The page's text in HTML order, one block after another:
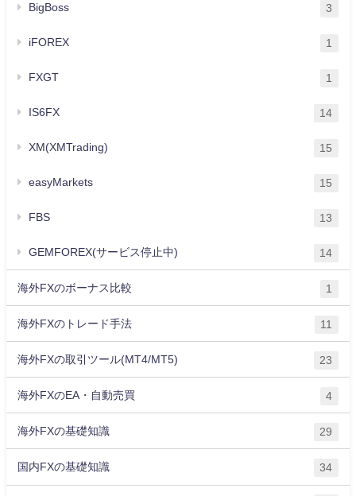
BigBoss 3
iFOREX 1
FXGT 1
IS6FX 14
XM(XMTrading) 15
easyMarkets 15
FBS 13
GEMFOREX(サービス停止中) 14
海外FXのボーナス比較 1
海外FXのトレード手法 11
海外FXの取引ツール(MT4/MT5) 23
海外FXのEA・自動売買 4
海外FXの基礎知識 29
国内FXの基礎知識 34